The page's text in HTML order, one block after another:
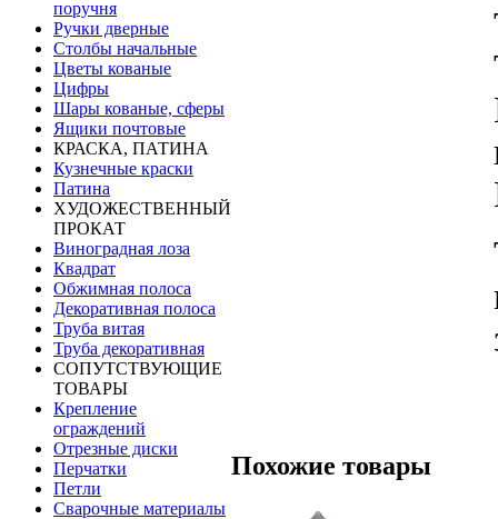
поручня
Ручки дверные
Столбы начальные
Цветы кованые
Цифры
Шары кованые, сферы
Ящики почтовые
КРАСКА, ПАТИНА
Кузнечные краски
Патина
ХУДОЖЕСТВЕННЫЙ
ПРОКАТ
Виноградная лоза
Квадрат
Обжимная полоса
Декоративная полоса
Труба витая
Труба декоративная
СОПУТСТВУЮЩИЕ
ТОВАРЫ
Крепление
ограждений
Отрезные диски
Перчатки
Петли
Сварочные материалы
Похожие товары